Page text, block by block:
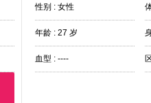
性别 : 女性
年龄 : 27 岁
血型 : ----